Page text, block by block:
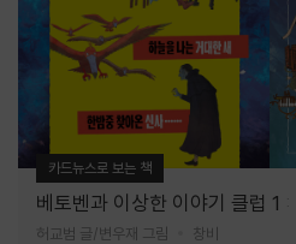
카드뉴스로 보는 책
베토벤과 이상한 이야기 클럽 1
허교범 글/변우재 그림 창비